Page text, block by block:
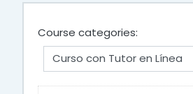
Course categories: